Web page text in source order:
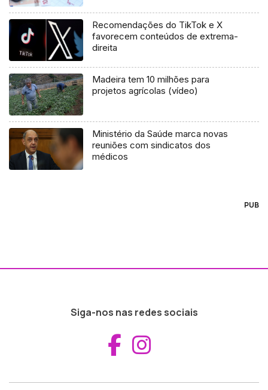
Recomendações do TikTok e X
favorecem conteúdos de extrema-
direita
Madeira tem 10 milhões para
projetos agrícolas (vídeo)
Ministério da Saúde marca novas
reuniões com sindicatos dos
médicos
PUB
Siga-nos nas redes sociais
Aceder ao